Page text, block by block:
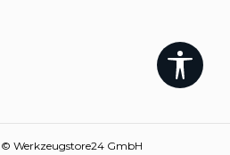
Werkzeugstore24 GmbH